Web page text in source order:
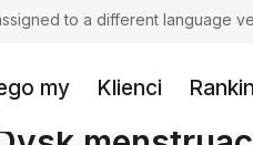
to a different language
my Klienci